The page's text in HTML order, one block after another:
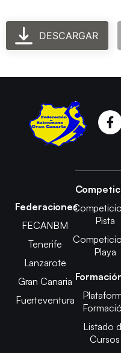
DESCARGAR
Federaciones
FECANBM
Tenerife
Lanzarote
Gran Canaria
Fuerteventura
Pista
Playa
Listado
Cursos